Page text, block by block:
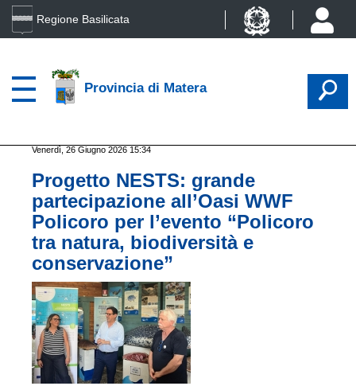
Regione Basilicata
Provincia di Matera
Venerdì, 26 Giugno 2026 15:34
Progetto NESTS: grande
partecipazione all’Oasi WWF
Policoro per l’evento “Policoro
tra natura, biodiversità e
conservazione”